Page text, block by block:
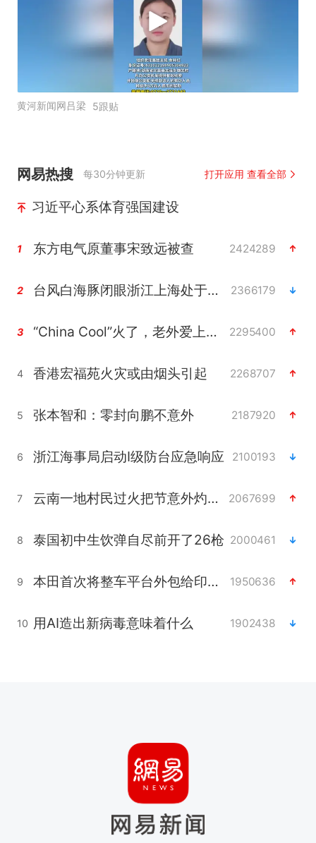
黄河新闻网吕梁 5跟贴
网易热搜 每30分钟更新 打开应用 查看全部
习近平心系体育强国建设
1 东方电气原董事宋致远被查 2424289
2 台风白海豚闭眼浙江上海处于危险半圆 2366179
3 “China Cool”火了，老外爱上中国避暑游 2295400
4 香港宏福苑火灾或由烟头引起 2268707
5 张本智和：零封向鹏不意外 2187920
6 浙江海事局启动Ⅰ级防台应急响应 2100193
7 云南一地村民过火把节意外灼伤16人 2067699
8 泰国初中生饮弹自尽前开了26枪 2000461
9 本田首次将整车平台外包给印度企业 1950636
10 用AI造出新病毒意味着什么 1902438